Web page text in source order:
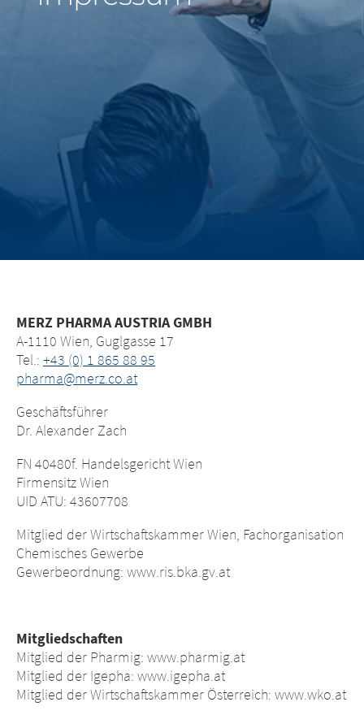
North America
United States
MERZ PHARMA AUSTRIA GMBH
A-1110 Wien, Guglgasse 17
Tel.: +43 (0) 1 865 88 95
pharma@merz.co.at
Geschäftsführer
Dr. Alexander Zach
FN 40480f. Handelsgericht Wien
Firmensitz Wien
UID ATU: 43607708
Mitglied der Wirtschaftskammer Wien, Fachorganisation
Chemisches Gewerbe
Gewerbeordnung: www.ris.bka.gv.at
Mitgliedschaften
Mitglied der Pharmig: www.pharmig.at
Mitglied der Igepha: www.igepha.at
Mitglied der Wirtschaftskammer Österreich: www.wko.at